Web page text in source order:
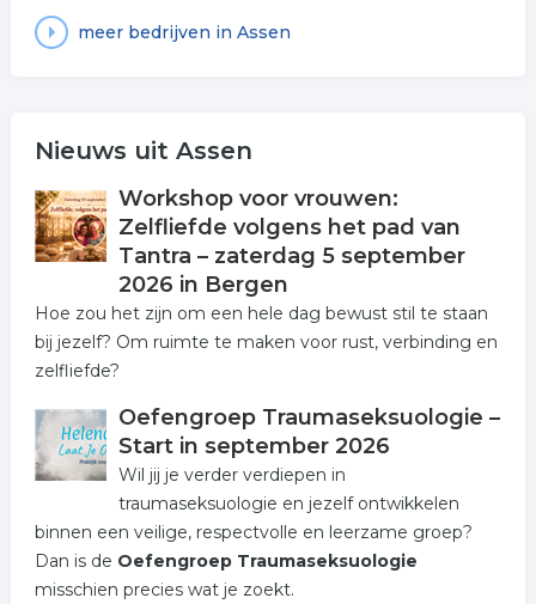
meer bedrijven in Assen
Nieuws uit Assen
Workshop voor vrouwen:
Zelfliefde volgens het pad van
Tantra – zaterdag 5 september
2026 in Bergen
Hoe zou het zijn om een hele dag bewust stil te staan
bij jezelf? Om ruimte te maken voor rust, verbinding en
zelfliefde?
Oefengroep Traumaseksuologie –
Start in september 2026
Wil jij je verder verdiepen in
traumaseksuologie en jezelf ontwikkelen
binnen een veilige, respectvolle en leerzame groep?
Dan is de Oefengroep Traumaseksuologie
misschien precies wat je zoekt.